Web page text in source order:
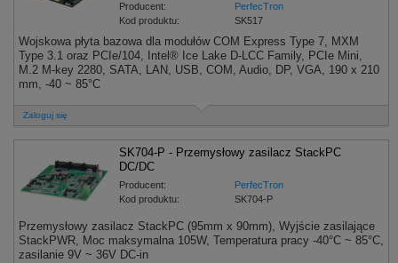
Producent:
PerfecTron
Kod produktu:
SK517
Wojskowa płyta bazowa dla modułów COM Express Type 7, MXM
Type 3.1 oraz PCIe/104, Intel® Ice Lake D-LCC Family, PCIe Mini,
M.2 M-key 2280, SATA, LAN, USB, COM, Audio, DP, VGA, 190 x 210
mm, -40 ~ 85°C
Zaloguj się
SK704-P - Przemysłowy zasilacz StackPC
DC/DC
Producent:
PerfecTron
Kod produktu:
SK704-P
Przemysłowy zasilacz StackPC (95mm x 90mm), Wyjście zasilające
StackPWR, Moc maksymalna 105W, Temperatura pracy -40°C ~ 85°C,
zasilanie 9V ~ 36V DC-in